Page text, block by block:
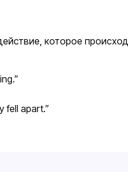
которое
fell apart.”